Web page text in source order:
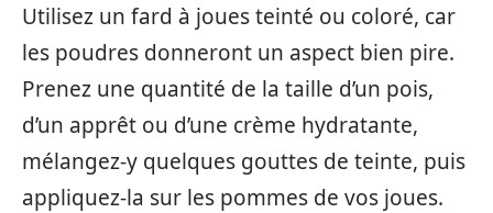
Utilisez un fard à joues teinté ou coloré, car
les poudres donneront un aspect bien pire.
Prenez une quantité de la taille d’un pois,
d’un apprêt ou d’une crème hydratante,
mélangez-y quelques gouttes de teinte, puis
appliquez-la sur les pommes de vos joues.